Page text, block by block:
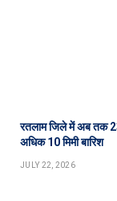
रतलाम जिले में अब तक
अधिक 10 मिमी बारिश
JULY 22, 2026